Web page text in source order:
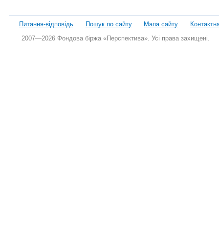
Питання-відповідь Пошук по сайту Мапа сайту
2007—2026 Фондова біржа «Перспектива». Усі права захищені.